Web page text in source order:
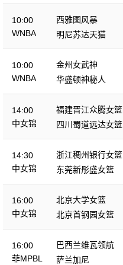
10:00
WNBA
西雅图风暴
明尼苏达天猫
10:00
WNBA
金州女武神
华盛顿神秘人
14:00
中女锦
福建晋江众腾女篮
四川蜀道远达女篮
14:30
中女锦
浙江稠州银行女篮
东莞新彤盛女篮
16:00
中女锦
北京大学女篮
北京首钢园女篮
16:00
菲MPBL
巴西兰维瓦领航
萨兰加尼